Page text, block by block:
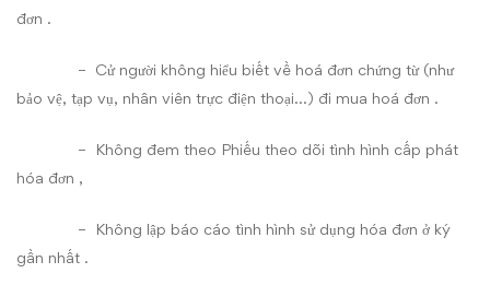
đơn .
– Cử người không hiểu biết về hoá đơn chứng từ (như
bảo vệ, tạp vụ, nhân viên trực điện thoại…) đi mua hoá đơn .
– Không đem theo Phiếu theo dõi tình hình cấp phát
hóa đơn ,
– Không lập báo cáo tình hình sử dụng hóa đơn ở ký
gần nhất .